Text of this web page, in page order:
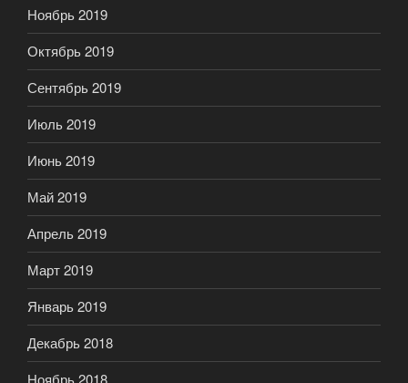
Ноябрь 2019
Октябрь 2019
Сентябрь 2019
Июль 2019
Июнь 2019
Май 2019
Апрель 2019
Март 2019
Январь 2019
Декабрь 2018
Ноябрь 2018